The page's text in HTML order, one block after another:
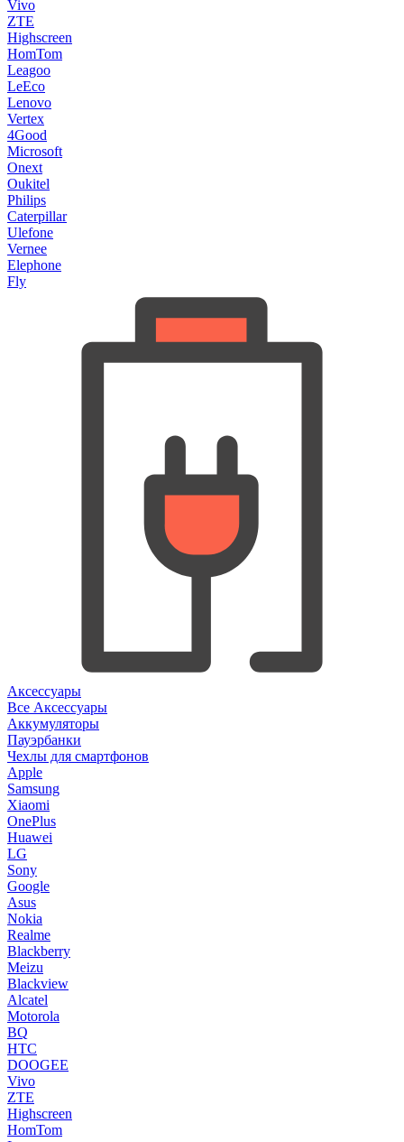
Vivo
ZTE
Highscreen
HomTom
Leagoo
LeEco
Lenovo
Vertex
4Good
Microsoft
Onext
Oukitel
Philips
Caterpillar
Ulefone
Vernee
Elephone
Fly
Аксессуары
Все Аксессуары
Аккумуляторы
Пауэрбанки
Чехлы для смартфонов
Apple
Samsung
Xiaomi
OnePlus
Huawei
LG
Sony
Google
Asus
Nokia
Realme
Blackberry
Meizu
Blackview
Alcatel
Motorola
BQ
HTC
DOOGEE
Vivo
ZTE
Highscreen
HomTom